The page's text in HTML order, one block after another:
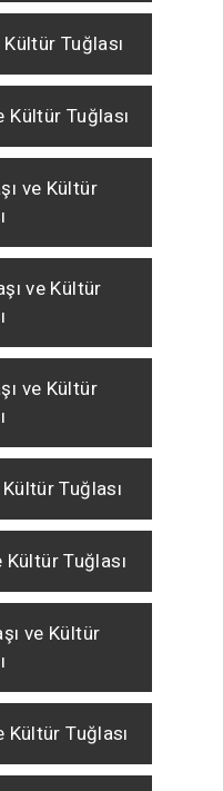
Tuğlası
Kültür Tuğlası
ve Kültür
ve Kültür
ve Kültür
Tuğlası
Tuğlası
ve Kültür
Kültür Tuğlası